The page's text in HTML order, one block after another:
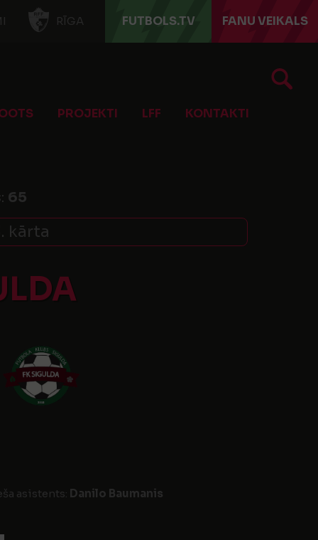
RĪGA FUTBOLS.TV FANU VEIKALS
PROJEKTI LFF KONTAKTI
65
kārta
asistents: Danilo Baumanis